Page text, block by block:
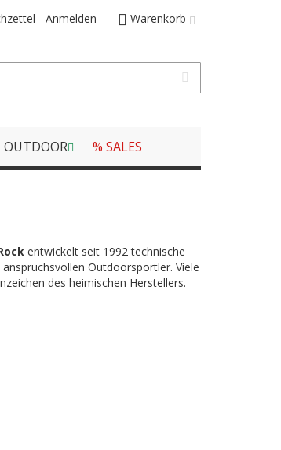
Warenkorb
Anmelden
OUTDOOR % SALES
entwickelt seit 1992 technische
Outdoorsportler. Viele
des heimischen Herstellers.